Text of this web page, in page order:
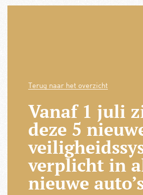
Terug naar het overzicht
Vanaf 1 juli
deze 5
verplicht in
nieuwe